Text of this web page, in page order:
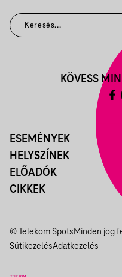
ESEMÉNYEK
HELYSZÍNEK
ELŐADÓK
CIKKEK
KÖVESS
© Telekom SpotsMinden jog
SütikezelésAdatkezelés